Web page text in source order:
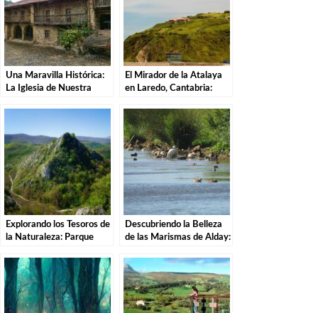
Una Maravilla Histórica:
La Iglesia de Nuestra
El Mirador de la Atalaya
en Laredo, Cantabria:
la Costa Cántabra
Explorando los Tesoros de
la Naturaleza: Parque
Nansa en Tudanca.
Descubriendo la Belleza
de las Marismas de Alday:
Parque Natural